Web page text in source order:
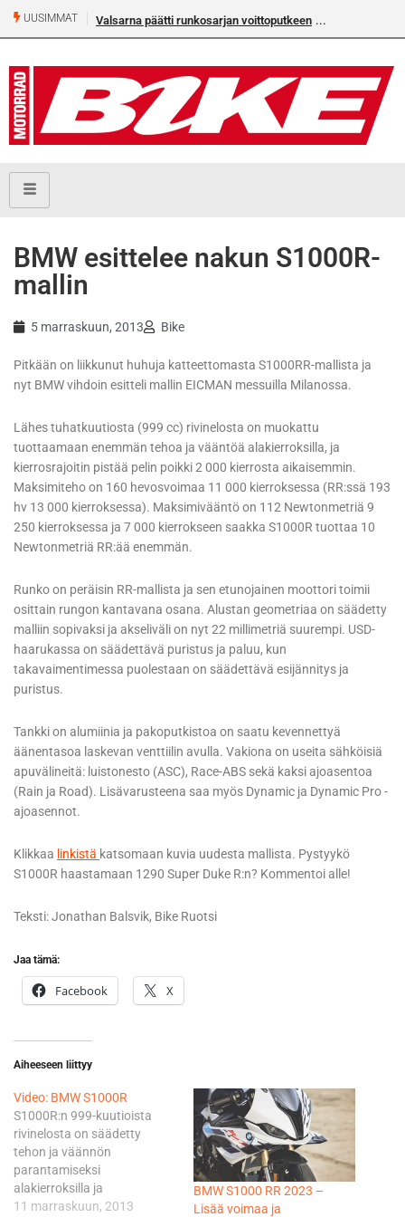
UUSIMMAT Valsarna päätti runkosarjan voittoputkeen
BMW esittelee nakun S1000R-
mallin
5 marraskuun, 2013 Bike
Pitkään on liikkunut huhuja katteettomasta S1000RR-mallista ja
nyt BMW vihdoin esitteli mallin EICMAN messuilla Milanossa.
Lähes tuhatkuutiosta (999 cc) rivinelosta on muokattu
tuottaamaan enemmän tehoa ja vääntöä alakierroksilla, ja
kierrosrajoitin pistää pelin poikki 2 000 kierrosta aikaisemmin.
Maksimiteho on 160 hevosvoimaa 11 000 kierroksessa (RR:ssä 193
hv 13 000 kierroksessa). Maksimivääntö on 112 Newtonmetriä 9
250 kierroksessa ja 7 000 kierrokseen saakka S1000R tuottaa 10
Newtonmetriä RR:ää enemmän.
Runko on peräisin RR-mallista ja sen etunojainen moottori toimii
osittain rungon kantavana osana. Alustan geometriaa on säädetty
malliin sopivaksi ja akseliväli on nyt 22 millimetriä suurempi. USD-
haarukassa on säädettävä puristus ja paluu, kun
takavaimentimessa puolestaan on säädettävä esijännitys ja
puristus.
Tankki on alumiinia ja pakoputkistoa on saatu kevennettyä
äänentasoa laskevan venttiilin avulla. Vakiona on useita sähköisiä
apuvälineitä: luistonesto (ASC), Race-ABS sekä kaksi ajoasentoa
(Rain ja Road). Lisävarusteena saa myös Dynamic ja Dynamic Pro -
ajoasennot.
Klikkaa linkistä katsomaan kuvia uudesta mallista. Pystyykö
S1000R haastamaan 1290 Super Duke R:n? Kommentoi alle!
Teksti: Jonathan Balsvik, Bike Ruotsi
Jaa tämä:
Facebook X
Aiheeseen liittyy
Video: BMW S1000R
S1000R:n 999-kuutioista
rivinelosta on säädetty
tehon ja väännön
parantamiseksi
alakierroksilla ja
kierrosrajoitinta on laskettu
11 marraskuun, 2013
BMW S1000 RR 2023 –
Lisää voimaa ja